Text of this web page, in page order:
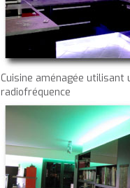
Cuisine aménagée
radiofréquence